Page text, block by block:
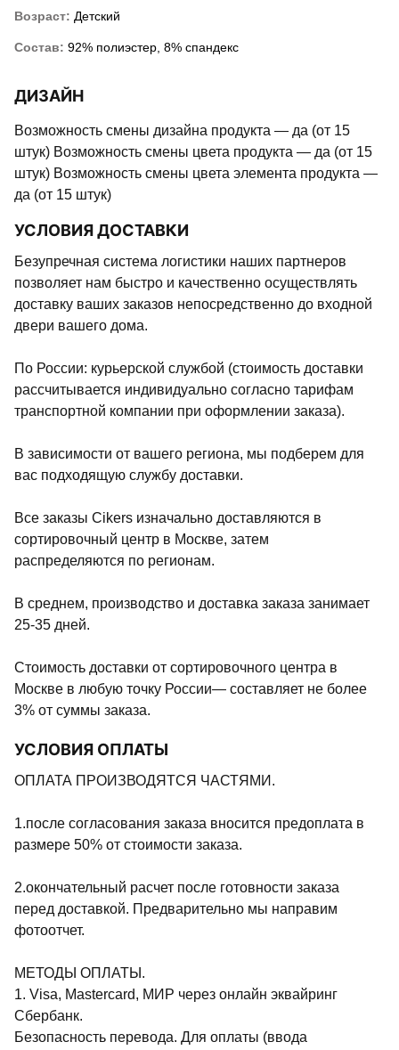
Возраст: Детский
Состав: 92% полиэстер, 8% спандекс
ДИЗАЙН
Возможность смены дизайна продукта — да (от 15
штук) Возможность смены цвета продукта — да (от 15
штук) Возможность смены цвета элемента продукта —
да (от 15 штук)
УСЛОВИЯ ДОСТАВКИ
Безупречная система логистики наших партнеров
позволяет нам быстро и качественно осуществлять
доставку ваших заказов непосредственно до входной
двери вашего дома.
По России: курьерской службой (стоимость доставки
рассчитывается индивидуально согласно тарифам
транспортной компании при оформлении заказа).
В зависимости от вашего региона, мы подберем для
вас подходящую службу доставки.
Все заказы Cikers изначально доставляются в
сортировочный центр в Москве, затем
распределяются по регионам.
В среднем, производство и доставка заказа занимает
25-35 дней.
Стоимость доставки от сортировочного центра в
Москве в любую точку России— составляет не более
3% от суммы заказа.
УСЛОВИЯ ОПЛАТЫ
ОПЛАТА ПРОИЗВОДЯТСЯ ЧАСТЯМИ.
1.после согласования заказа вносится предоплата в
размере 50% от стоимости заказа.
2.окончательный расчет после готовности заказа
перед доставкой. Предварительно мы направим
фотоотчет.
МЕТОДЫ ОПЛАТЫ.
1. Visa, Mastercard, МИР через онлайн эквайринг
Сбербанк.
Безопасность перевода. Для оплаты (ввода